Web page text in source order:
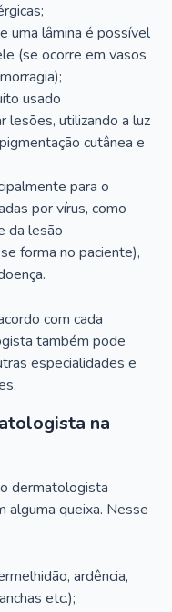
uma lâmina é possível
(se ocorre em vasos
usado
lesões, utilizando a luz
cutânea e
para o
por vírus, como
da lesão
forma no paciente),
com cada
também pode
especialidades e
na
dermatologista
alguma queixa. Nesse
ardência,
etc.);